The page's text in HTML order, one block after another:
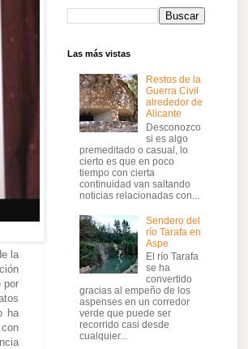
la
por
ha
Las más vistas
Restos de la
Guerra Civil
alrededor de
Alicante
Desconozco
si es algo
premeditado o casual, lo
cierto es que en poco
tiempo con cierta
continuidad van saltando
noticias relacionadas con...
Sendero del
río Tarafa en
Aspe
El río Tarafa
se ha
convertido
gracias al empeño de los
aspenses en un corredor
verde que puede ser
recorrido casi desde
cualquier...